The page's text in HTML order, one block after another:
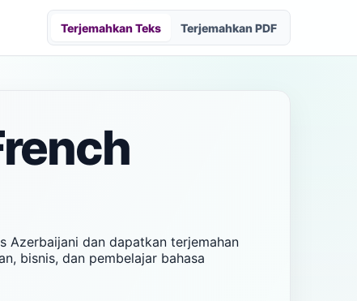
Terjemahkan Teks Terjemahkan PDF
Azerbaijani dan dapatkan terjemahan
bisnis, dan pembelajar bahasa